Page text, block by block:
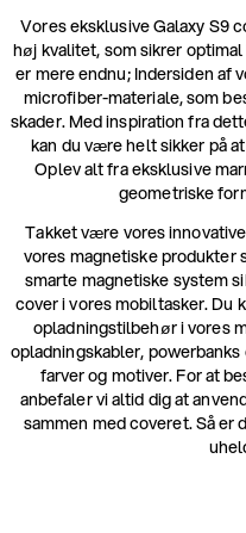
Vores eksklusive Galaxy S9
høj kvalitet, som sikrer
er mere endnu; Indersiden af
microfiber-materiale, som
skader. Med inspiration fra
kan du være helt sikker på
Oplev alt fra eksklusive
geometriske
Takket være vores
vores magnetiske produkter
smarte magnetiske system
cover i vores mobiltasker. Du
opladningstilbehør i vores
opladningskabler,
farver og motiver. For at
anbefaler vi altid dig at
sammen med coveret. Så